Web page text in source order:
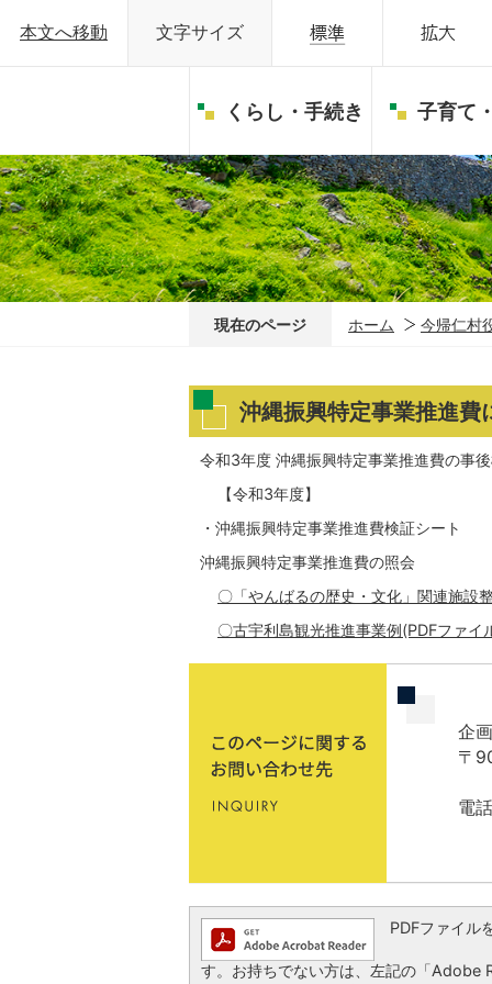
本文へ移動 文字サイズ
くらし・手続き 子育て
現在のページ ホーム 今帰仁村
沖縄振興特定事業推進費
令和3年度 沖縄振興特定事業推進費の事
【令和3年度】
・沖縄振興特定事業推進費検証シート
沖縄振興特定事業推進費の照会
〇「やんばるの歴史・文化」関連施設
〇古宇利島観光推進事業例(PDFファイ
企
〒
電
PDFファイル
す。お持ちでない方は、左記の「Adobe